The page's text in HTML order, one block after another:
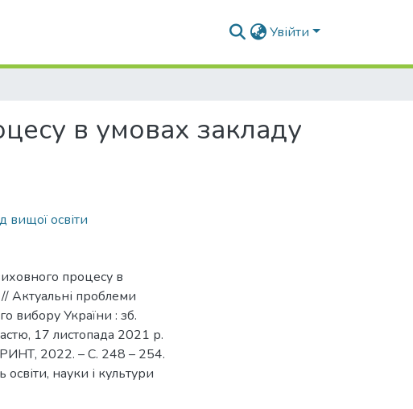
Увійти
в умовах закладу
вищої освіти
процесу в
Актуальні проблеми
вибору України : зб.
17 листопада 2021 р.
2022. – С. 248 – 254.
науки і культури